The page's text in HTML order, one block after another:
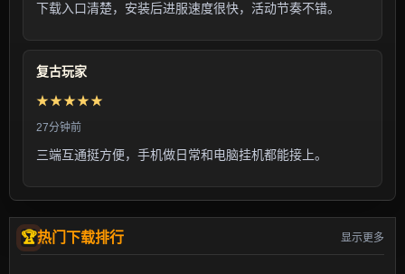
下载入口清楚，安装后进服速度很快，活动节奏不错。
复古玩家
★★★★★
27分钟前
三端互通挺方便，手机做日常和电脑挂机都能接上。
热门下载排行 显示更多